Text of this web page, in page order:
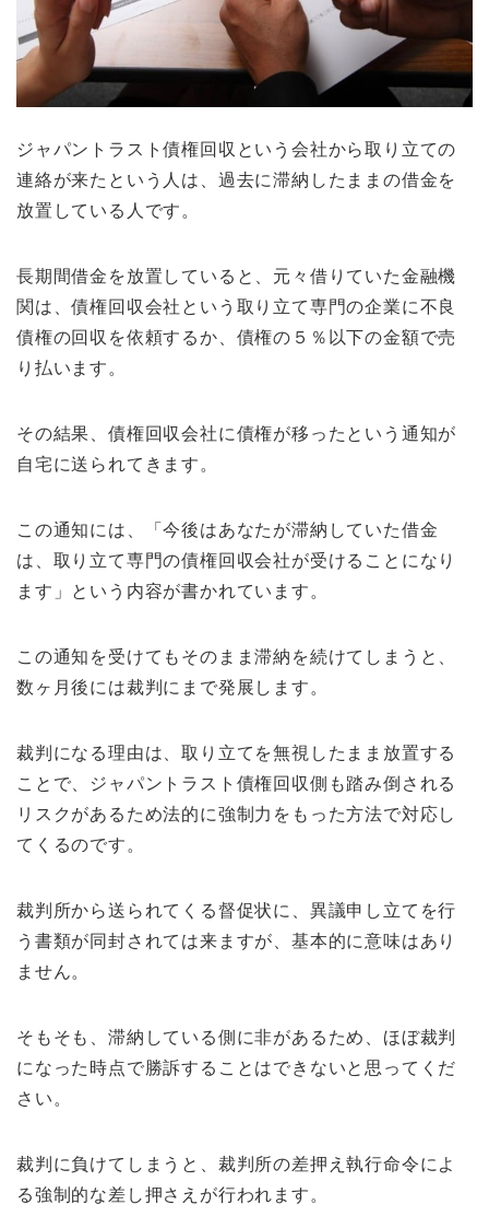
ジャパントラスト債権回収という会社から取り立ての
連絡が来たという人は、過去に滞納したままの借金を
放置している人です。
長期間借金を放置していると、元々借りていた金融機
関は、債権回収会社という取り立て専門の企業に不良
債権の回収を依頼するか、債権の５％以下の金額で売
り払います。
その結果、債権回収会社に債権が移ったという通知が
自宅に送られてきます。
この通知には、「今後はあなたが滞納していた借金
は、取り立て専門の債権回収会社が受けることになり
ます」という内容が書かれています。
この通知を受けてもそのまま滞納を続けてしまうと、
数ヶ月後には裁判にまで発展します。
裁判になる理由は、取り立てを無視したまま放置する
ことで、ジャパントラスト債権回収側も踏み倒される
リスクがあるため法的に強制力をもった方法で対応し
てくるのです。
裁判所から送られてくる督促状に、異議申し立てを行
う書類が同封されては来ますが、基本的に意味はあり
ません。
そもそも、滞納している側に非があるため、ほぼ裁判
になった時点で勝訴することはできないと思ってくだ
さい。
裁判に負けてしまうと、裁判所の差押え執行命令によ
る強制的な差し押さえが行われます。